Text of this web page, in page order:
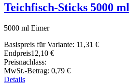
Teichfisch-Sticks 5000 ml
5000 ml Eimer
Basispreis für Variante: 11,31 €
Endpreis12,10 €
Preisnachlass:
MwSt.-Betrag: 0,79 €
Details